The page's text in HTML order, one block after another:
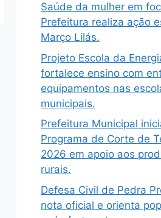
Saúde da mulher em
Prefeitura realiza ação
Março Lilás.
Projeto Escola da
fortalece ensino com
equipamentos nas
municipais.
Prefeitura Municipal
Programa de Corte de
2026 em apoio aos
rurais.
Defesa Civil de Pedra
nota oficial e orienta